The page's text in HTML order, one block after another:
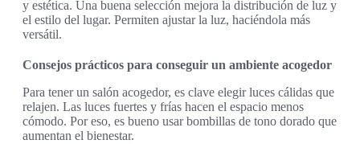
y estética. Una buena selección mejora la distribución de luz y
el estilo del lugar. Permiten ajustar la luz, haciéndola más
versátil.
Consejos prácticos para conseguir un ambiente acogedor
Para tener un salón acogedor, es clave elegir luces cálidas que
relajen. Las luces fuertes y frías hacen el espacio menos
cómodo. Por eso, es bueno usar bombillas de tono dorado que
aumentan el bienestar.